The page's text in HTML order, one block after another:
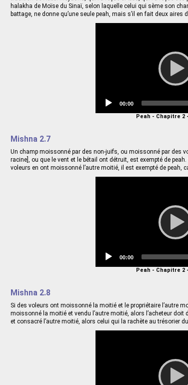
halakha de Moïse du Sinaï, selon laquelle celui qui sème son
battage, ne donne qu’une seule peah, mais s’il en fait deux aires
Current
00:00
Peah - Chapitre 2
Mishna 2.7
Un champ moissonné par des non-juifs, ou moissonné par des
racine], ou que le vent et le bétail ont détruit, est exempté de
voleurs en ont moissonné l’autre moitié, il est exempté de peah,
Current
00:00
Peah - Chapitre 2
Mishna 2.8
Si des voleurs ont moissonné la moitié et le propriétaire l’autre
moissonné la moitié et vendu l’autre moitié, alors l’acheteur
et consacré l’autre moitié, alors celui qui la rachète au trésorier